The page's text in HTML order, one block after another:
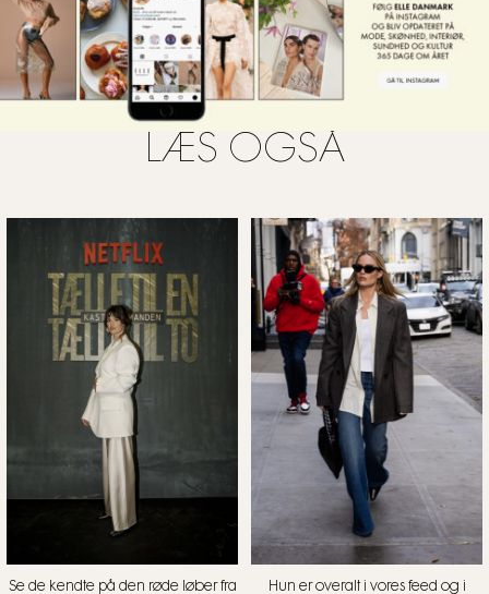
LÆS OGSÅ
Se de kendte på den røde løber fra
Hun er overalt i vores feed og i